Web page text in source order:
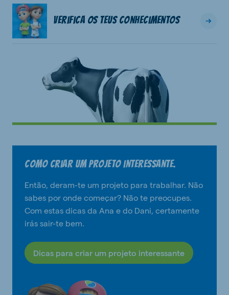
Verifica os teus conhecimentos
Como criar um projeto interessante.
Então, deram-te um projeto para trabalhar. Não
sabes por onde começar? Não te preocupes.
Com estas dicas da Ana e do Dani, certamente
irás sair-te bem.
Dicas para criar um projeto interessante